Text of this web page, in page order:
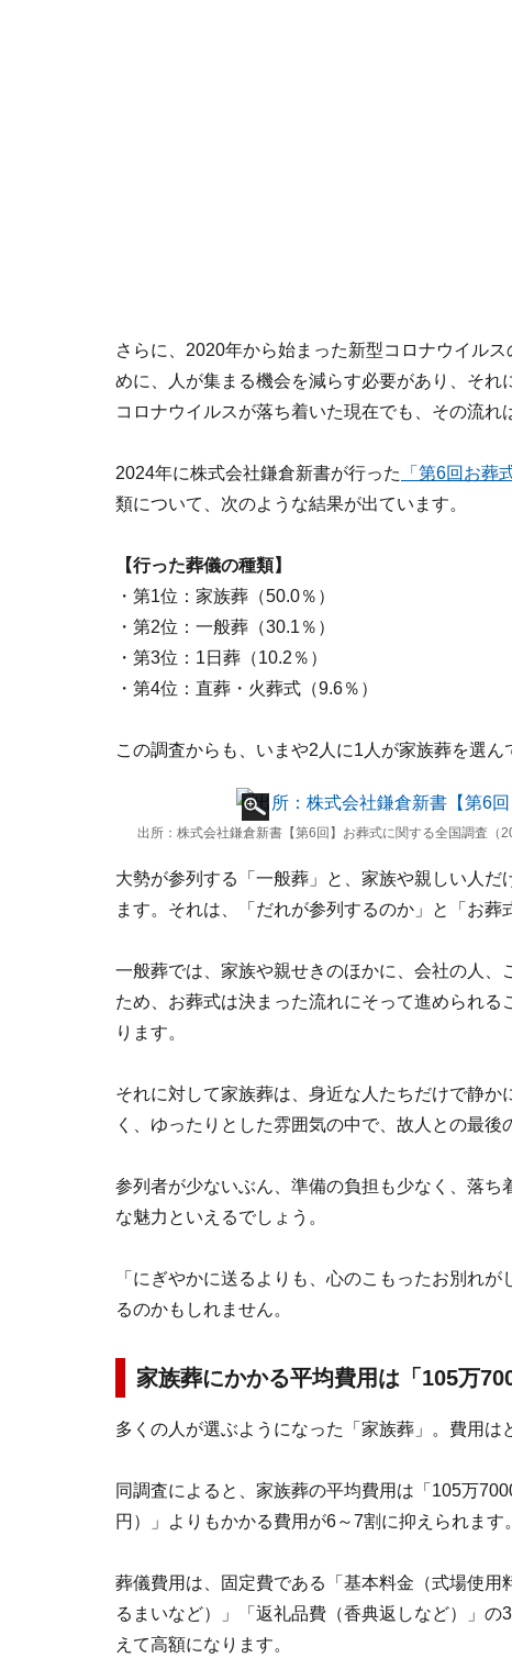
さらに、2020年から始まった新型コロナウイル
めに、人が集まる機会を減らす必要があり、そ
コロナウイルスが落ち着いた現在でも、その流れ
2024年に株式会社鎌倉新書が行った 「第6回お葬
類について、次のような結果が出ています。
【行った葬儀の種類】
・第1位：家族葬（50.0％）
・第2位：一般葬（30.1％）
・第3位：1日葬（10.2％）
・第4位：直葬・火葬式（9.6％）
この調査からも、いまや2人に1人が家族葬を選ん
出所：株式会社鎌倉新書【第6回】お葬式に関する全国調査（
大勢が参列する「一般葬」と、家族や親しい人
ます。それは、「だれが参列するのか」と「お葬
一般葬では、家族や親せきのほかに、会社の人
ため、お葬式は決まった流れにそって進められ
ります。
それに対して家族葬は、身近な人たちだけで静
く、ゆったりとした雰囲気の中で、故人との最後
参列者が少ないぶん、準備の負担も少なく、落
な魅力といえるでしょう。
「にぎやかに送るよりも、心のこもったお別れ
るのかもしれません。
家族葬にかかる平均費用は「105万
多くの人が選ぶようになった「家族葬」。費用は
同調査によると、家族葬の平均費用は「105万
円）」よりもかかる費用が6～7割に抑えられます。
葬儀費用は、固定費である「基本料金（式場使
るまいなど）」「返礼品費（香典返しなど）」
えて高額になります。